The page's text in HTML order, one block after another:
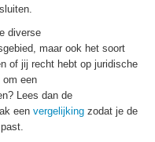
diverse
maar ook het soort
of jij recht hebt op juridische
om een
Lees dan de
een vergelijking zodat je de